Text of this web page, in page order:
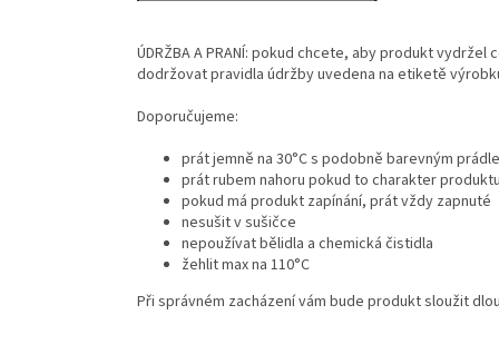
ÚDRŽBA A PRANÍ: pokud chcete, aby produkt
dodržovat pravidla údržby uvedena na etiketě
Doporučujeme:
prát jemně na 30°C s podobně barevným
prát rubem nahoru pokud to charakter
pokud má produkt zapínání, prát vždy zapnuté
nesušit v sušičce
nepoužívat bělidla a chemická čistidla
žehlit max na 110°C
Při správném zacházení vám bude produkt sloužit